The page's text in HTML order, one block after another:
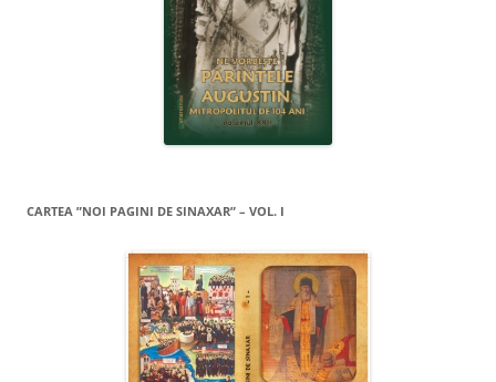
CARTEA ”NOI PAGINI DE SINAXAR” – VOL. I